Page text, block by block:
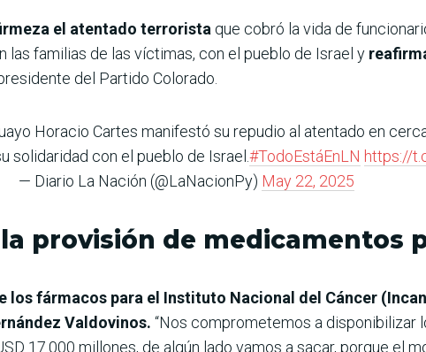
el atentado terrorista que cobró la vida de
las familias de las víctimas, con el pueblo de Israel y
del Partido Colorado.
Horacio Cartes manifestó su repudio al atentado en
solidaridad con el pueblo de Israel.#TodoEstáEnLN https://
— Diario La Nación (@LaNacionPy) May 22, 2025
provisión de medicamentos
los fármacos para el Instituto Nacional del Cáncer
Valdovinos. “Nos comprometemos a disponibilizar
17.000 millones, de algún lado vamos a sacar, porque el